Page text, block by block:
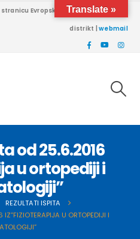
Evropskog univerziteta Brčko
distrikt |webmail
od 25.6.2016
u ortopediji i
REZULTATI ISPITA
U ORTOPEDIJI I
Translate »